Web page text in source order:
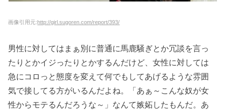
画像引用元:http://girl.sugoren.com/report/393/
男性に対してはまぁ別に普通に馬鹿騒ぎとか冗談を言っ
たりとかイジったりとかするんだけど、女性に対しては
急にコロっと態度を変えて何でもしてあげるような雰囲
気で接してる方がいるんだよね。「あぁ～こんな奴が女
性からモテるんだろうな～」なんて嫉妬したもんだ。あ